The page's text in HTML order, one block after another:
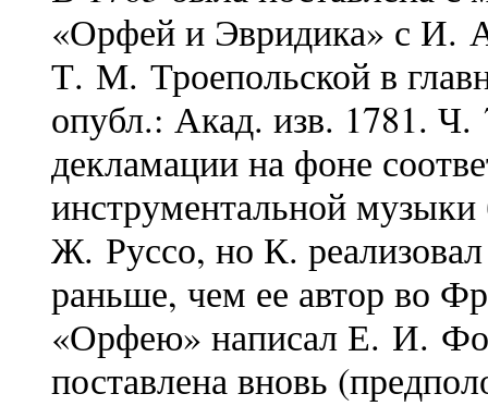
«Орфей и Эвридика» с И.
Т. М. Троепольской в
опубл.: Акад. изв. 1781. Ч.
декламации на фоне
инструментальной
Ж. Руссо, но К.
раньше, чем ее автор во
«Орфею» написал Е. И.
поставлена вновь